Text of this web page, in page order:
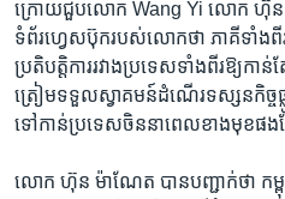
ក្រោយ​ជួប​លោក Wang Yi លោក ហ៊ុន
ទំព័រ​ហ្វេសប៊ុក​របស់​លោក​ថា ភាគី​ទាំង​ពីរ​
ប្រតិបត្តិការ​រវាង​ប្រទេស​ទាំង​ពីរ​ឱ្យ​កា
ត្រៀម​ទទួល​ស្វាគមន៍​ដំណើរ​ទស្សនកិច្
ទៅ​កាន់​ប្រទេស​ចិន​នា​ពេល​ខាង​មុខ​ផង​ដ
លោក ហ៊ុន ម៉ាណែត បាន​បញ្ជាក់​ថា កម្